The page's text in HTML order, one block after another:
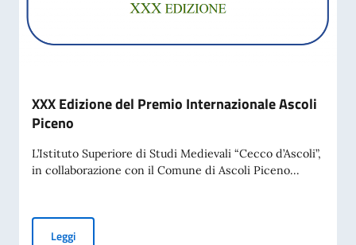
XXX Edizione del Premio Internazionale Ascoli
Piceno
L’Istituto Superiore di Studi Medievali “Cecco d’Ascoli”,
in collaborazione con il Comune di Ascoli Piceno...
LeggiXXX Edizione del Premio Internazionale Ascoli Piceno